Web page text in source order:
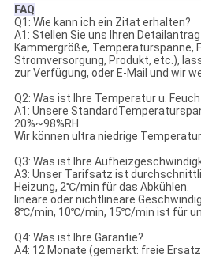
FAQ
Q1: Wie kann ich ein Zitat erhalten?
A1: Stellen Sie uns Ihren
Kammergröße, Temperaturspanne,
Stromversorgung, Produkt, etc.),
zur Verfügung, oder E-Mail und wir
Q2: Was ist Ihre Temperatur u.
A1: Unsere
20%~98%RH.
Wir können ultra niedrige
Q3: Was ist Ihre
A3: Unser Tarifsatz ist
Heizung, 2℃/min für das Abkühlen.
lineare oder nichtlineare
8℃/min, 10℃/min, 15℃/min ist für
Q4: Was ist Ihre Garantie?
A4: 12 Monate (gemerkt: freie